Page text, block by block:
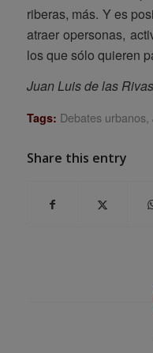
riberas, más. Y es
atraer opersonas,
los que sólo quieren
Juan Luis de las
Tags: Debates urbanos,
Share this entry